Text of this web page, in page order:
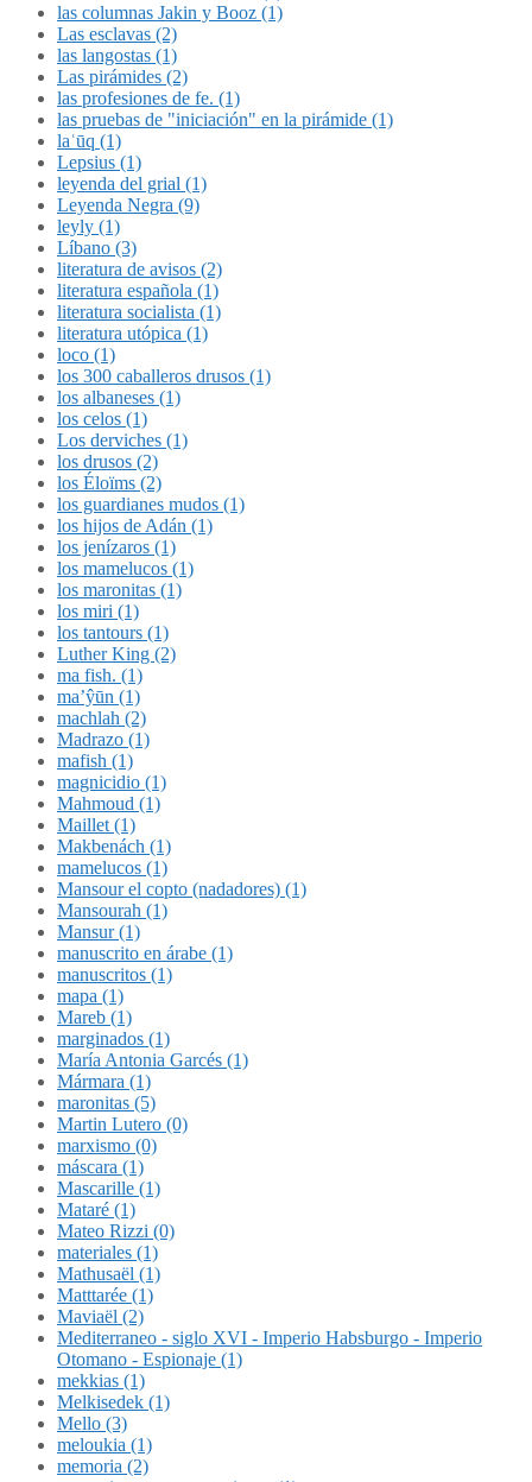
las columnas Jakin y Booz (1)
Las esclavas (2)
las langostas (1)
Las pirámides (2)
las profesiones de fe. (1)
las pruebas de "iniciación" en la pirámide (1)
laʿūq (1)
Lepsius (1)
leyenda del grial (1)
Leyenda Negra (9)
leyly (1)
Líbano (3)
literatura de avisos (2)
literatura española (1)
literatura socialista (1)
literatura utópica (1)
loco (1)
los 300 caballeros drusos (1)
los albaneses (1)
los celos (1)
Los derviches (1)
los drusos (2)
los Éloïms (2)
los guardianes mudos (1)
los hijos de Adán (1)
los jenízaros (1)
los mamelucos (1)
los maronitas (1)
los miri (1)
los tantours (1)
Luther King (2)
ma fish. (1)
ma’ŷūn (1)
machlah (2)
Madrazo (1)
mafish (1)
magnicidio (1)
Mahmoud (1)
Maillet (1)
Makbenách (1)
mamelucos (1)
Mansour el copto (nadadores) (1)
Mansourah (1)
Mansur (1)
manuscrito en árabe (1)
manuscritos (1)
mapa (1)
Mareb (1)
marginados (1)
María Antonia Garcés (1)
Mármara (1)
maronitas (5)
Martin Lutero (0)
marxismo (0)
máscara (1)
Mascarille (1)
Mataré (1)
Mateo Rizzi (0)
materiales (1)
Mathusaël (1)
Matttarée (1)
Maviaël (2)
Mediterraneo - siglo XVI - Imperio Habsburgo - Imperio
Otomano - Espionaje (1)
mekkias (1)
Melkisedek (1)
Mello (3)
meloukia (1)
memoria (2)